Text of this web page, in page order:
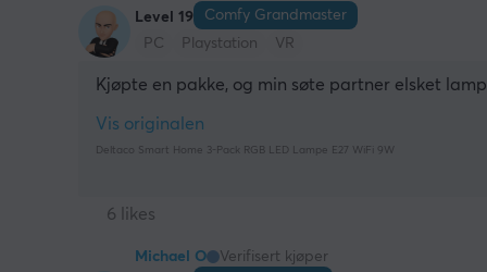
Level 19
Comfy Grandmaster
PC
Playstation VR
Kjøpte en pakke, og min søte partner elsket
Vis originalen
Deltaco Smart Home 3-Pack RGB LED Lampe E27 WiFi 9W
6 likes
Michael O
Verifisert kjøper